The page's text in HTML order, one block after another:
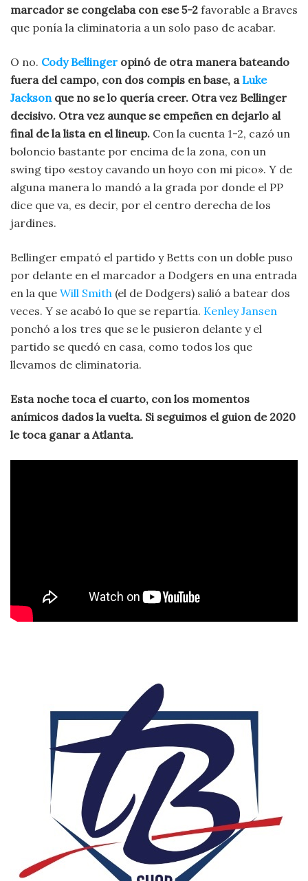
marcador se congelaba con ese 5-2 favorable a Braves
que ponía la eliminatoria a un solo paso de acabar.
O no. Cody Bellinger opinó de otra manera bateando
fuera del campo, con dos compis en base, a Luke
Jackson que no se lo quería creer. Otra vez Bellinger
decisivo. Otra vez aunque se empeñen en dejarlo al
final de la lista en el lineup. Con la cuenta 1-2, cazó un
boloncio bastante por encima de la zona, con un
swing tipo «estoy cavando un hoyo con mi pico». Y de
alguna manera lo mandó a la grada por donde el PP
dice que va, es decir, por el centro derecha de los
jardines.
Bellinger empató el partido y Betts con un doble puso
por delante en el marcador a Dodgers en una entrada
en la que Will Smith (el de Dodgers) salió a batear dos
veces. Y se acabó lo que se repartía. Kenley Jansen
ponchó a los tres que se le pusieron delante y el
partido se quedó en casa, como todos los que
llevamos de eliminatoria.
Esta noche toca el cuarto, con los momentos
anímicos dados la vuelta. Si seguimos el guion de 2020
le toca ganar a Atlanta.